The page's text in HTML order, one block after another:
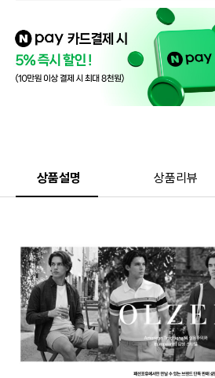
상품설명 상품리뷰